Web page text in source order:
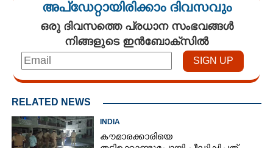
അപ്ഡേറ്റായിരിക്കാം ദിവസവും
ഒരു ദിവസത്തെ പ്രധാന സംഭവങ്ങൾ
നിങ്ങളുടെ ഇൻബോക്സിൽ
RELATED NEWS
INDIA
കൗമാരക്കാരിയെ